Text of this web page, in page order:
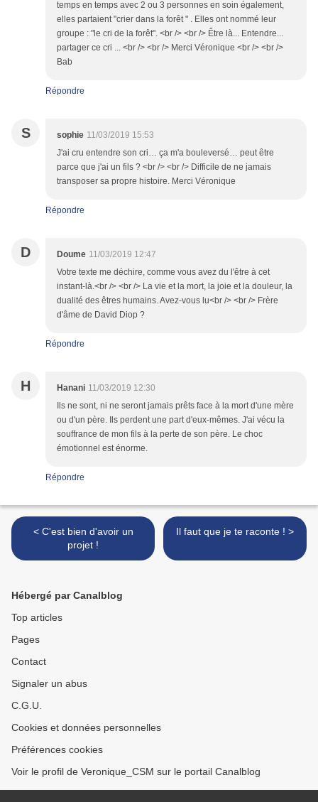
temps en temps avec 2 ou 3 personnes en soin également,
elles partaient "crier dans la forêt " . Elles ont nommé leur
groupe : "le cri de la forêt". <br /> <br /> Être là... Entendre...
partager ce cri ... <br /> <br /> Merci Véronique <br /> <br />
Bab
Répondre
S sophie 11/03/2019 15:53
J'ai cru entendre son cri… ça m'a bouleversé… peut être
parce que j'ai un fils ? <br /> <br /> Difficile de ne jamais
transposer sa propre histoire. Merci Véronique
Répondre
D Doume 11/03/2019 12:47
Votre texte me déchire, comme vous avez du l'être à cet
instant-là.<br /> <br /> La vie et la mort, la joie et la douleur, la
dualité des êtres humains. Avez-vous lu<br /> <br /> Frère
d'âme de David Diop ?
Répondre
H Hanani 11/03/2019 12:30
Ils ne sont, ni ne seront jamais prêts face à la mort d'une mère
ou d'un père. Ils perdent une part d'eux-mêmes. J'ai vécu la
souffrance de mon fils à la perte de son père. Le choc
émotionnel est énorme.
Répondre
< C'est bien d'avoir un
projet !
Il faut que je te raconte ! >
Hébergé par Canalblog
Top articles
Pages
Contact
Signaler un abus
C.G.U.
Cookies et données personnelles
Préférences cookies
Voir le profil de Veronique_CSM sur le portail Canalblog